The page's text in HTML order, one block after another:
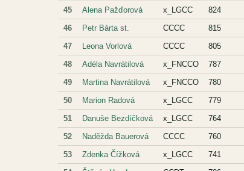
45 Alena Pažďorová x_LGCC 824
46 Petr Bárta st. CCCC 815
47 Leona Vorlová CCCC 805
48 Adéla Navrátilová x_FNCCO 787
49 Martina Navrátilová x_FNCCO 780
50 Marion Radová x_LGCC 779
51 Danuše Bezdíčková x_LGCC 764
52 Naděžda Bauerová CCCC 760
53 Zdenka Čížková x_LGCC 741